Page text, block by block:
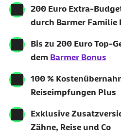
200 Euro Extra-
durch Barmer Familie
Bis zu 200 Euro Top-
dem Barmer Bonus
100 %
Reiseimpfungen Plus
Exklusive
Zähne, Reise und Co